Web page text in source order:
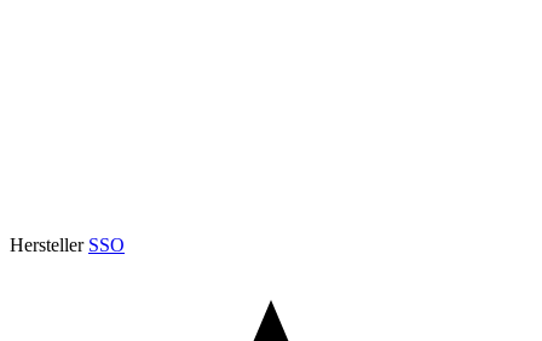
Hersteller SSO